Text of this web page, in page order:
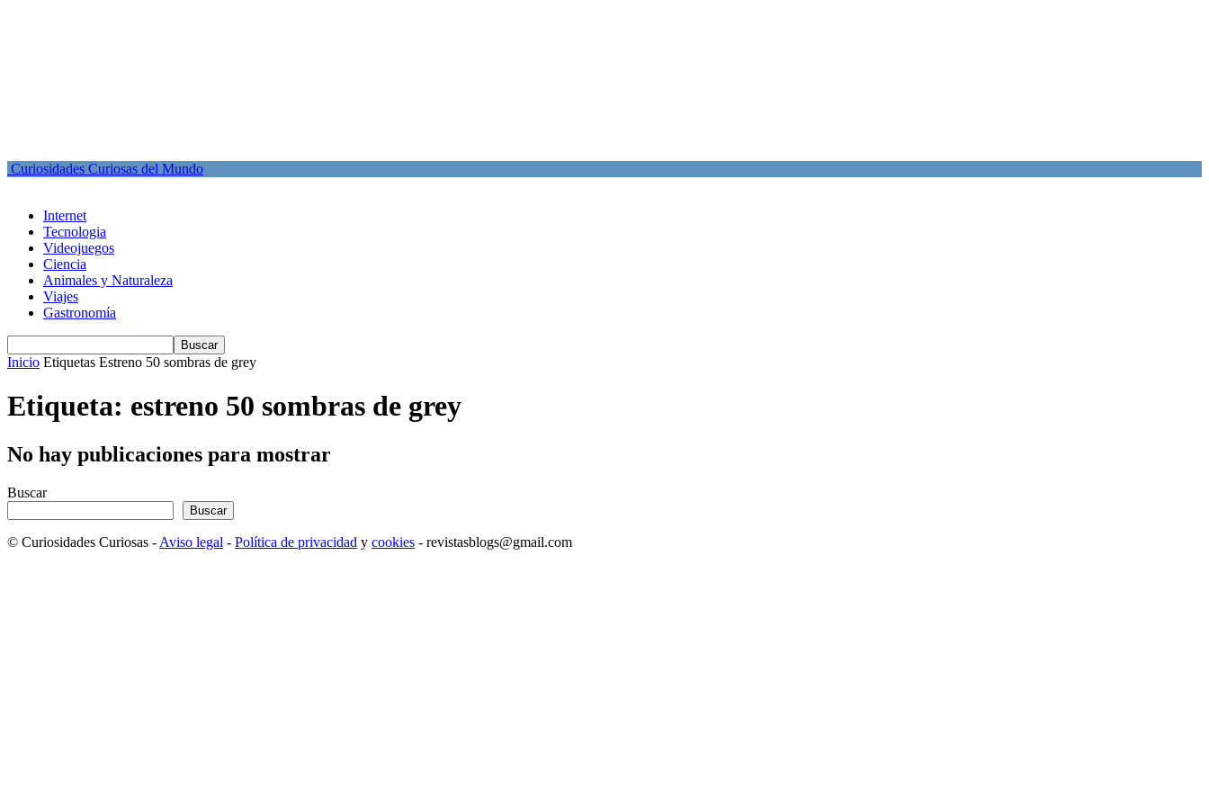
Curiosidades Curiosas del Mundo
Internet
Tecnologia
Videojuegos
Ciencia
Animales y Naturaleza
Viajes
Gastronomía
Inicio Etiquetas Estreno 50 sombras de grey
Etiqueta: estreno 50 sombras de grey
No hay publicaciones para mostrar
Buscar
Buscar
© Curiosidades Curiosas - Aviso legal - Política de privacidad y cookies - revistasblogs@gmail.com